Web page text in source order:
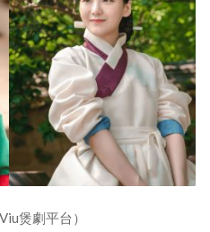
煲劇平台）